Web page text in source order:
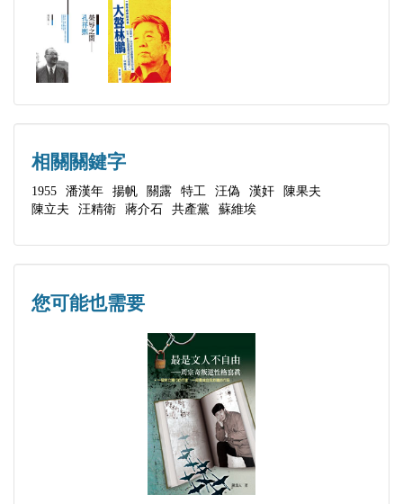
第十章 中共談判代表
第十一章 與魔鬼共舞
第十二章 致命的敗筆
第十三章 春日苦短
第十四章 逮捕的藝術
第十五章 自己人的監獄
第十六章 揪心的情與愛
第十七章 英雄末路
第十八章 平反與追憶
相關關鍵字
1955 潘漢年 揚帆 關露 特工 汪偽 漢奸
陳果夫
陳立夫
汪精衛 蔣介石 共產黨 蘇維埃
您可能也需要